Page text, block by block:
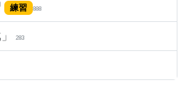
練習 888
283